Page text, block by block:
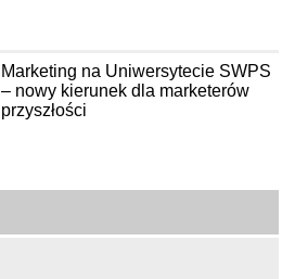
Marketing na Uniwersytecie SWPS
– nowy kierunek dla marketerów
przyszłości